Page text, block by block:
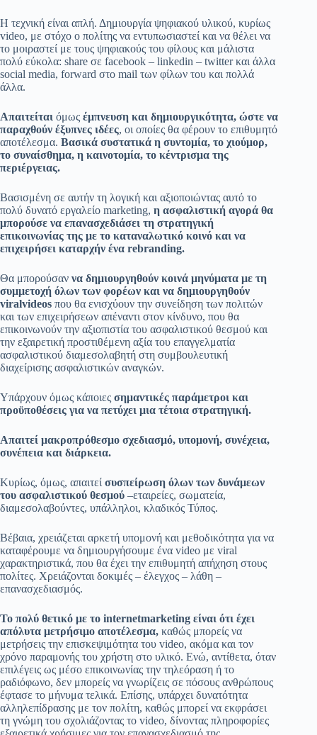
Η τεχνική είναι απλή. Δημιουργία ψηφιακού υλικού, κυρίως
video, με στόχο ο πολίτης να εντυπωσιαστεί και να θέλει να
το μοιραστεί με τους ψηφιακούς του φίλους και μάλιστα
πολύ εύκολα: share σε facebook – linkedin – twitter και άλλα
social media, forward στο mail των φίλων του και πολλά
άλλα.
Απαιτείται όμως έμπνευση και δημιουργικότητα, ώστε να
παραχθούν έξυπνες ιδέες, οι οποίες θα φέρουν το επιθυμητό
αποτέλεσμα. Βασικά συστατικά η συντομία, το χιούμορ,
το συναίσθημα, η καινοτομία, το κέντρισμα της
περιέργειας.
Βασισμένη σε αυτήν τη λογική και αξιοποιώντας αυτό το
πολύ δυνατό εργαλείο marketing, η ασφαλιστική αγορά θα
μπορούσε να επανασχεδιάσει τη στρατηγική
επικοινωνίας της με το καταναλωτικό κοινό και να
επιχειρήσει καταρχήν ένα rebranding.
Θα μπορούσαν να δημιουργηθούν κοινά μηνύματα με τη
συμμετοχή όλων των φορέων και να δημιουργηθούν
viralvideos που θα ενισχύουν την συνείδηση των πολιτών
και των επιχειρήσεων απέναντι στον κίνδυνο, που θα
επικοινωνούν την αξιοπιστία του ασφαλιστικού θεσμού και
την εξαιρετική προστιθέμενη αξία του επαγγελματία
ασφαλιστικού διαμεσολαβητή στη συμβουλευτική
διαχείρισης ασφαλιστικών αναγκών.
Υπάρχουν όμως κάποιες σημαντικές παράμετροι και
προϋποθέσεις για να πετύχει μια τέτοια στρατηγική.
Απαιτεί μακροπρόθεσμο σχεδιασμό, υπομονή, συνέχεια,
συνέπεια και διάρκεια.
Κυρίως, όμως, απαιτεί συσπείρωση όλων των δυνάμεων
του ασφαλιστικού θεσμού –εταιρείες, σωματεία,
διαμεσολαβούντες, υπάλληλοι, κλαδικός Τύπος.
Βέβαια, χρειάζεται αρκετή υπομονή και μεθοδικότητα για να
καταφέρουμε να δημιουργήσουμε ένα video με viral
χαρακτηριστικά, που θα έχει την επιθυμητή απήχηση στους
πολίτες. Χρειάζονται δοκιμές – έλεγχος – λάθη –
επανασχεδιασμός.
Το πολύ θετικό με το internetmarketing είναι ότι έχει
απόλυτα μετρήσιμο αποτέλεσμα, καθώς μπορείς να
μετρήσεις την επισκεψιμότητα του video, ακόμα και τον
χρόνο παραμονής του χρήστη στο υλικό. Ενώ, αντίθετα, όταν
επιλέγεις ως μέσο επικοινωνίας την τηλεόραση ή το
ραδιόφωνο, δεν μπορείς να γνωρίζεις σε πόσους ανθρώπους
έφτασε το μήνυμα τελικά. Επίσης, υπάρχει δυνατότητα
αλληλεπίδρασης με τον πολίτη, καθώς μπορεί να εκφράσει
τη γνώμη του σχολιάζοντας το video, δίνοντας πληροφορίες